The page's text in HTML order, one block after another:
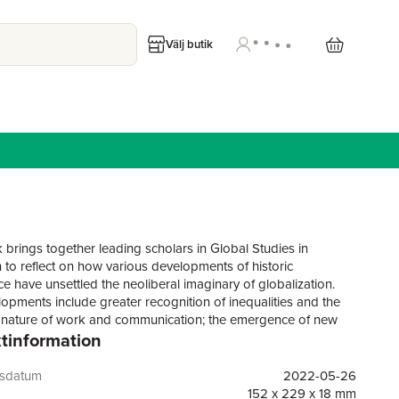
Välj butik
together leading scholars in Global Studies in
to reflect on how various developments of historic
have unsettled the neoliberal imaginary of globalization.
include greater recognition of inequalities and the
of work and communication; the emergence of new
of governance; a greater awareness of geopolitical shifts;
of risks surrounding pandemics and climate
from a range of disciplinary perspectives, the
2022-05-26
152 x 229 x 18 mm